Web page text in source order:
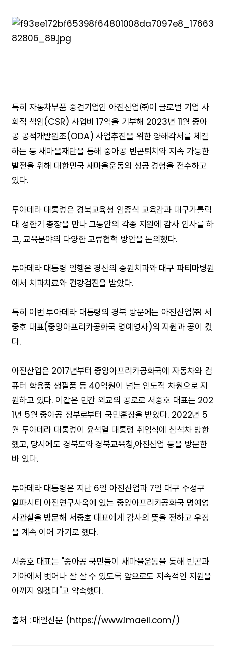
특히 자동차부품 중견기업인 아진산업㈜이 글로벌 기업 사
회적 책임(CSR) 사업비 17억을 기부해 2023년 11월 중아
공 공적개발원조(ODA) 사업추진을 위한 양해각서를 체결
하는 등 새마을재단을 통해 중아공 빈곤퇴치와 지속 가능한
발전을 위해 대한민국 새마을운동의 성공 경험을 전수하고
있다.
투아데라 대통령은 경북교육청 임종식 교육감과 대구가톨릭
대 성한기 총장을 만나 그동안의 각종 지원에 감사 인사를 하
고, 교육분야의 다양한 교류협혁 방안을 논의했다.
투아데라 대통령 일행은 경산의 승원치과와 대구 파티마병원
에서 치과치료와 건강검진을 받았다.
특히 이번 투아데라 대통령의 경북 방문에는 아진산업㈜ 서
중호 대표(중앙아프리카공화국 명예영사)의 지원과 공이 컸
다.
아진산업은 2017년부터 중앙아프리카공화국에 자동차와 컴
퓨터 학용품 생필품 등 40억원이 넘는 인도적 차원으로 지
원하고 있다. 이같은 민간 외교의 공로로 서중호 대표는 202
1년 5월 중아공 정부로부터 국민훈장을 받았다. 2022년 5
월 투아데라 대통령이 윤석열 대통령 취임식에 참석차 방한
했고, 당시에도 경북도와 경북교육청,아진산업 등을 방문한
바 있다.
투아데라 대통령은 지난 6일 아진산업과 7일 대구 수성구
알파시티 아진연구사옥에 있는 중앙아프리카공화국 명예영
사관실을 방문해 서중호 대표에게 감사의 뜻을 전하고 우정
을 계속 이어 가기로 했다.
서중호 대표는 "중아공 국민들이 새마을운동을 통해 빈곤과
기아에서 벗어나 잘 살 수 있도록 앞으로도 지속적인 지원을
아끼지 않겠다"고 약속했다.
출처 : 매일신문 (https://www.imaeil.com/)